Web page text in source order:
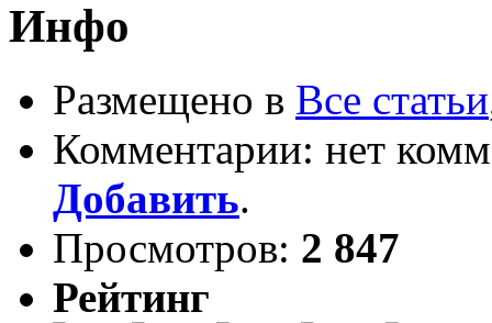
Инфо
Размещено в Все статьи
Комментарии: нет
Добавить.
Просмотров: 2 847
Рейтинг